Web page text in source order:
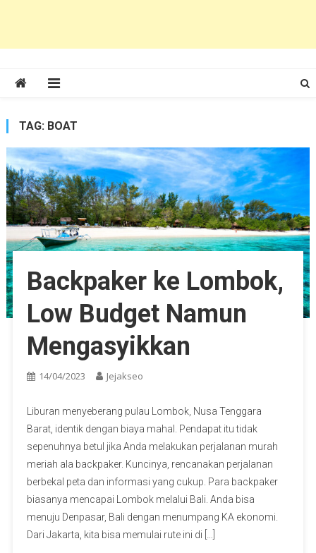
TAG: BOAT
Backpaker ke Lombok,
Low Budget Namun
Mengasyikkan
14/04/2023 Jejakseo
Liburan menyeberang pulau Lombok, Nusa Tenggara
Barat, identik dengan biaya mahal. Pendapat itu tidak
sepenuhnya betul jika Anda melakukan perjalanan murah
meriah ala backpaker. Kuncinya, rencanakan perjalanan
berbekal peta dan informasi yang cukup. Para backpaker
biasanya mencapai Lombok melalui Bali. Anda bisa
menuju Denpasar, Bali dengan menumpang KA ekonomi.
Dari Jakarta, kita bisa memulai rute ini di […]